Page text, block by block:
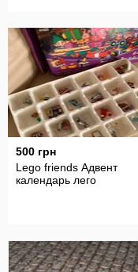
500 грн
Lego friends Адвент
календарь лего